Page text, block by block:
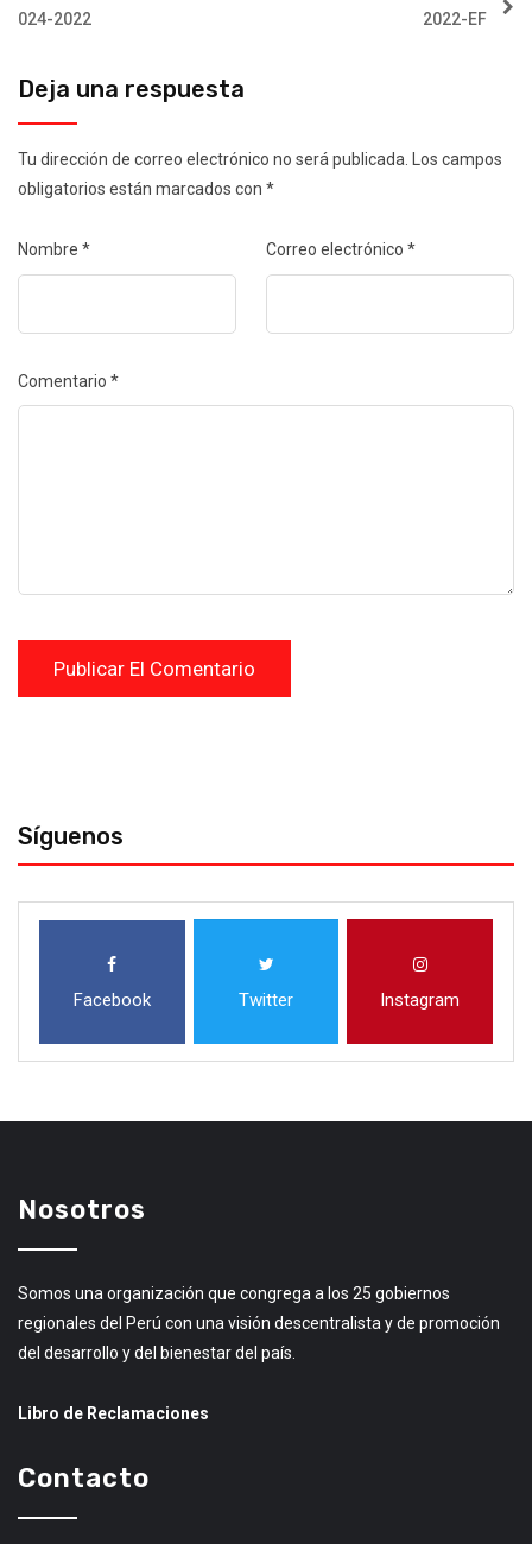
024-2022
2022-EF
Deja una respuesta
Tu dirección de correo electrónico no será publicada.
Los campos
obligatorios están marcados con *
Nombre * Correo electrónico *
Comentario *
Síguenos
Facebook Twitter Instagram
Nosotros
Somos una organización que congrega a los 25 gobiernos
regionales del Perú con una visión descentralista y de promoción
del desarrollo y del bienestar del país.
Libro de Reclamaciones
Contacto